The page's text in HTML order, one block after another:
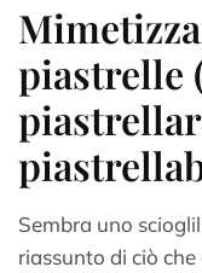
piastrelle
Sembra uno
riassunto di ciò